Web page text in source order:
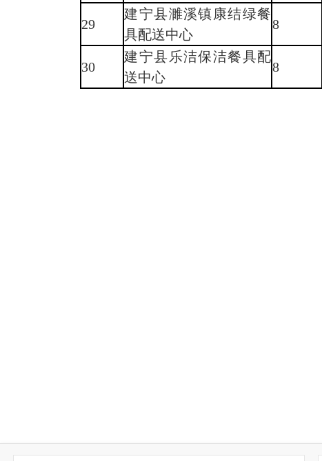
29
建宁县濉溪镇康结绿餐
具配送中心
8
30
建宁县乐洁保洁餐具配
送中心
8